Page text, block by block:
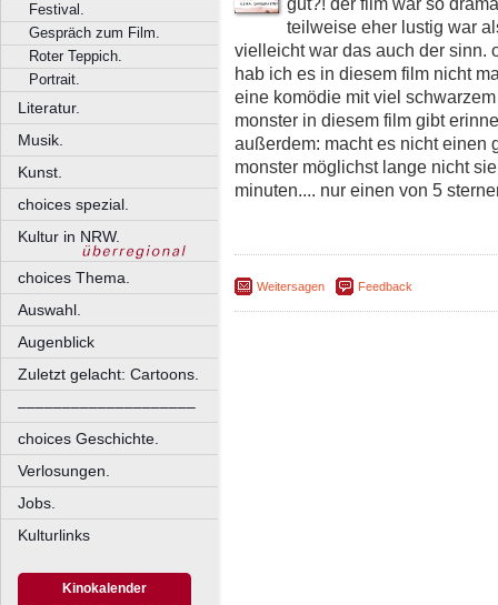
Festival.
Gespräch zum Film.
Roter Teppich.
Portrait.
Literatur.
Musik.
Kunst.
choices spezial.
Kultur in NRW.
choices Thema.
Auswahl.
Augenblick
Zuletzt gelacht: Cartoons.
––––––––––––––––––––
choices Geschichte.
Verlosungen.
Jobs.
Kulturlinks
Kinokalender
teilweise eher lustig war
vielleicht war das auch der sinn.
hab ich es in diesem film nicht
eine komödie mit viel
monster in diesem film gibt
außerdem: macht es nicht einen
monster möglichst lange nicht
minuten.... nur einen von 5
Weitersagen Feedback